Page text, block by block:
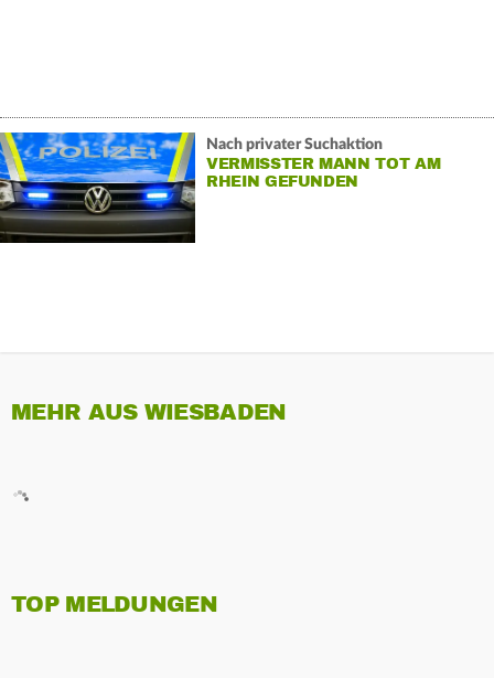
Nach privater Suchaktion
VERMISSTER MANN TOT AM
RHEIN GEFUNDEN
MEHR AUS WIESBADEN
TOP MELDUNGEN